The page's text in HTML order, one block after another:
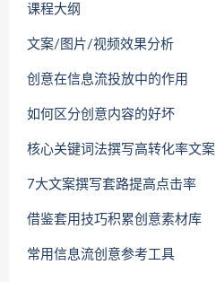
课程大纲
文案/图片/视频效果分析
创意在信息流投放中的作用
如何区分创意内容的好坏
核心关键词法撰写高转化率文案
7大文案撰写套路提高点击率
借鉴套用技巧积累创意素材库
常用信息流创意参考工具